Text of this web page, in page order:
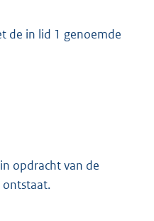
de in lid 1 genoemde
opdracht van de
ontstaat.